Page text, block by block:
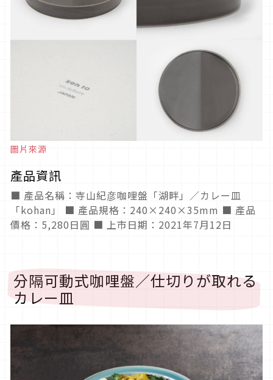
圖片來源
產品資訊
■ 產品名稱：寺山紀彦咖哩盤「湖畔」／カレー皿
「kohan」 ■ 產品規格：240×240×35mm ■ 產品
價格：5,280日圓 ■ 上市日期：2021年7月12日
分隔可動式咖哩盤／仕切りが取れる
カレー皿